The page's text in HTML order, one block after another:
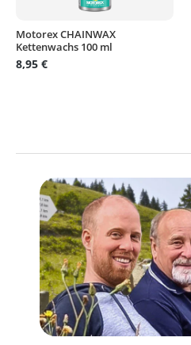
Motorex CHAINWAX
Kettenwachs 100 ml
8,95 €